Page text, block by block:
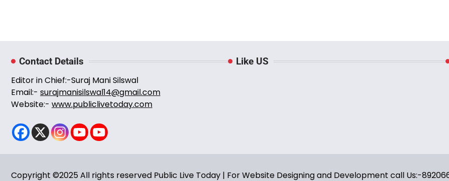
Contact Details
Editor in Chief:-Suraj Mani Silswal
Email:- surajmanisilswal14@gmail.com
Website:- www.publiclivetoday.com
Like US
Copyright ©2025 All rights reserved Public Live Today | For Website Designing and Development call Us:-